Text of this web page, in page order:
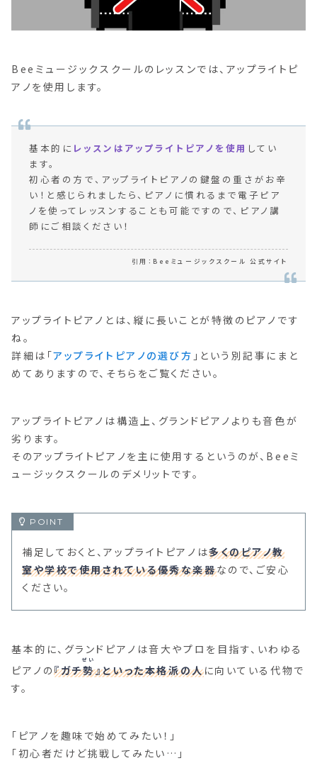
Beeミュージックスクールのレッスンでは、アップライトピ
アノを使用します。
基本的に レッスンはアップライトピアノを使用 してい
ます。
初心者の方で、アップライトピアノの鍵盤の重さがお辛
い！と感じられましたら、ピアノに慣れるまで電子ピア
ノを使ってレッスンすることも可能ですので、ピアノ講
師にご相談ください！
Beeミュージックスクール 公式サイト
アップライトピアノとは、縦に長いことが特徴のピアノです
ね。
詳細は「アップライトピアノの選び方 」という別記事にまと
めてありますので、そちらをご覧ください。
アップライトピアノは構造上、グランドピアノよりも音色が
劣ります。
そのアップライトピアノを主に使用するというのが、Beeミ
ュージックスクールのデメリットです。
補足しておくと、アップライトピアノは多くのピアノ教
室や学校で使用されている優秀な楽器なので、ご安心
ください。
基本的に、グランドピアノは音大やプロを目指す、いわゆる
ピアノの『ガチ勢
ぜい
』といった本格派の人に向いている代物で
す。
「ピアノを趣味で始めてみたい！」
「初心者だけど挑戦してみたい…」